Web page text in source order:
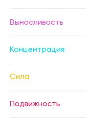
Выносливость
Концентрация
Сила
Подвижность